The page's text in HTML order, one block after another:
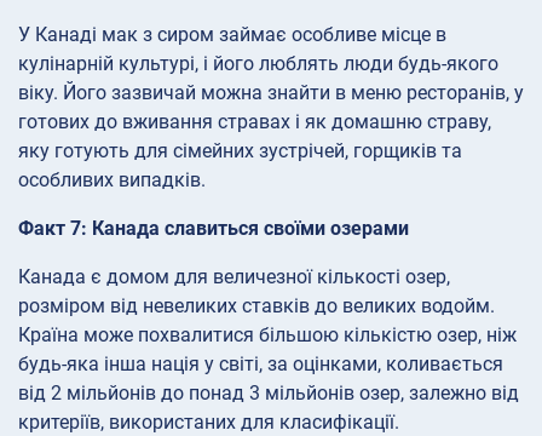
У Канаді мак з сиром займає особливе місце в
кулінарній культурі, і його люблять люди будь-якого
віку. Його зазвичай можна знайти в меню ресторанів, у
готових до вживання стравах і як домашню страву,
яку готують для сімейних зустрічей, горщиків та
особливих випадків.
Факт 7: Канада славиться своїми озерами
Канада є домом для величезної кількості озер,
розміром від невеликих ставків до великих водойм.
Країна може похвалитися більшою кількістю озер, ніж
будь-яка інша нація у світі, за оцінками, коливається
від 2 мільйонів до понад 3 мільйонів озер, залежно від
критеріїв, використаних для класифікації.